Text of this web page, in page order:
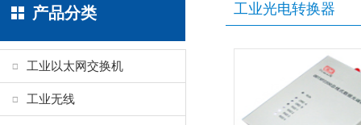
产品分类
工业以太网交换机
工业无线
工业光电转换器